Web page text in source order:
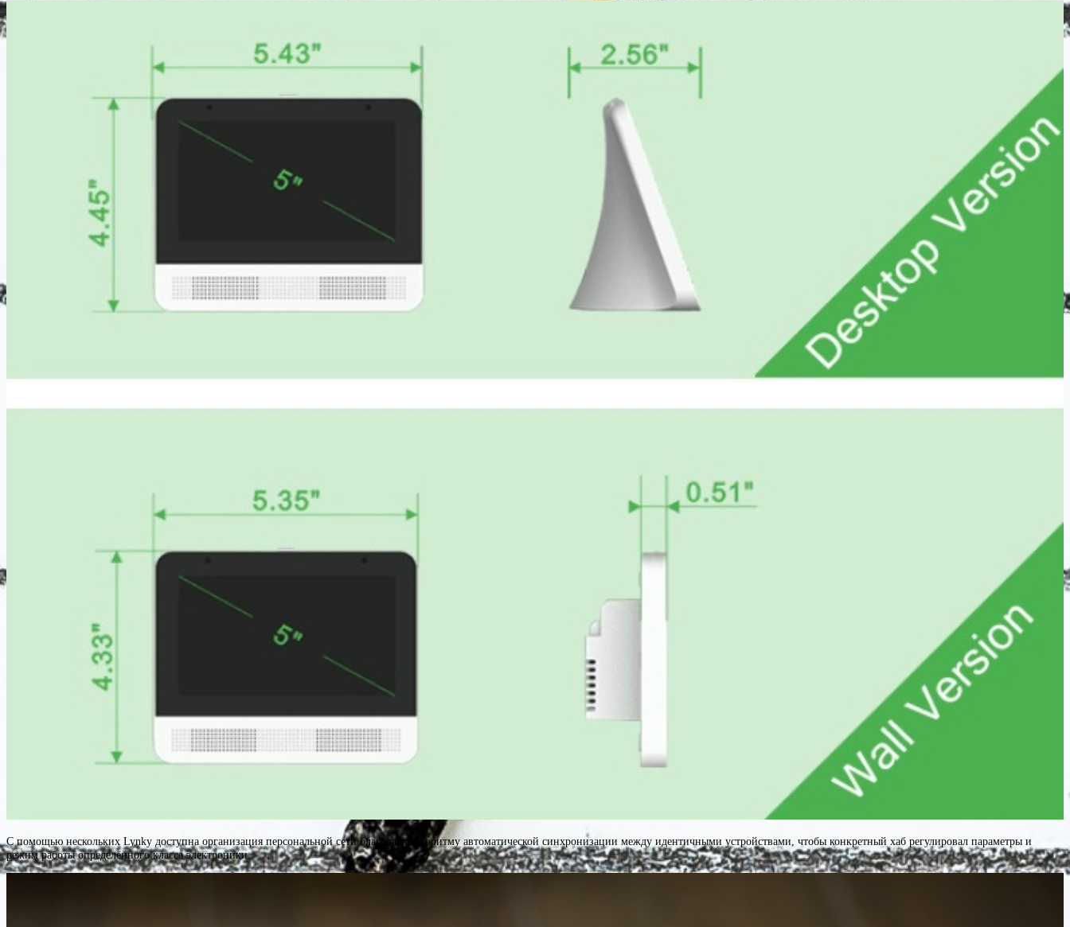
С помощью нескольких Lynky доступна организация персональной сети благодаря алгоритму автоматической синхронизации между идентичными устройствами, чтобы конкретный хаб регулировал параметры и
режим работы определённого класса электроники.